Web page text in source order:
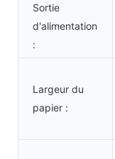
Sortie
d'alimentation
:
Largeur du
papier :